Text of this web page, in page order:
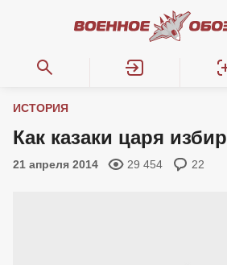
ИСТОРИЯ
Как казаки царя
21 апреля 2014 29 454 22